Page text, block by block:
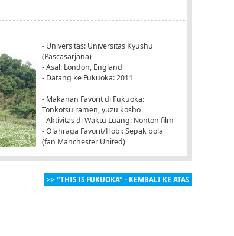
- Universitas: Universitas Kyushu
(Pascasarjana)
- Asal: London, England
- Datang ke Fukuoka: 2011
- Makanan Favorit di Fukuoka:
Tonkotsu ramen, yuzu kosho
- Aktivitas di Waktu Luang: Nonton film
- Olahraga Favorit/Hobi: Sepak bola
(fan Manchester United)
>> "THIS IS FUKUOKA" - KEMBALI KE ATAS